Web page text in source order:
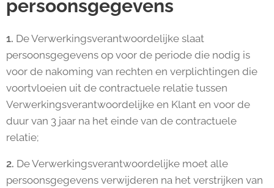
persoonsgegevens
1. De Verwerkingsverantwoordelijke slaat
persoonsgegevens op voor de periode die nodig is
voor de nakoming van rechten en verplichtingen die
voortvloeien uit de contractuele relatie tussen
Verwerkingsverantwoordelijke en Klant en voor de
duur van 3 jaar na het einde van de contractuele
relatie;
2. De Verwerkingsverantwoordelijke moet alle
persoonsgegevens verwijderen na het verstrijken van